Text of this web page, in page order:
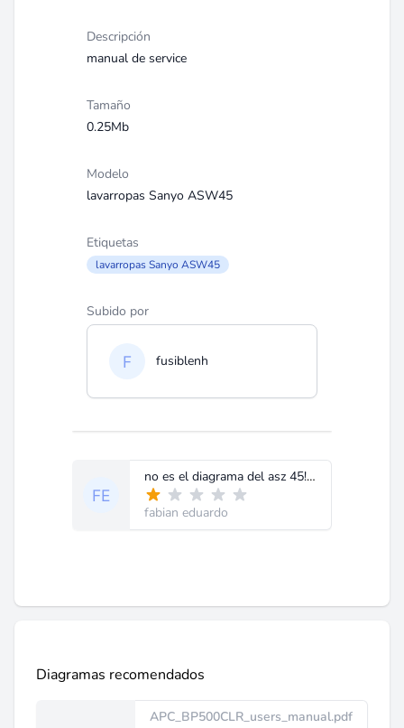
Descripción
manual de service
Tamaño
0.25Mb
Modelo
lavarropas Sanyo ASW45
Etiquetas
lavarropas Sanyo ASW45
Subido por
fusiblenh
no es el diagrama del asz 45!!!!!
fabian eduardo
Diagramas recomendados
APC_BP500CLR_users_manual.pdf